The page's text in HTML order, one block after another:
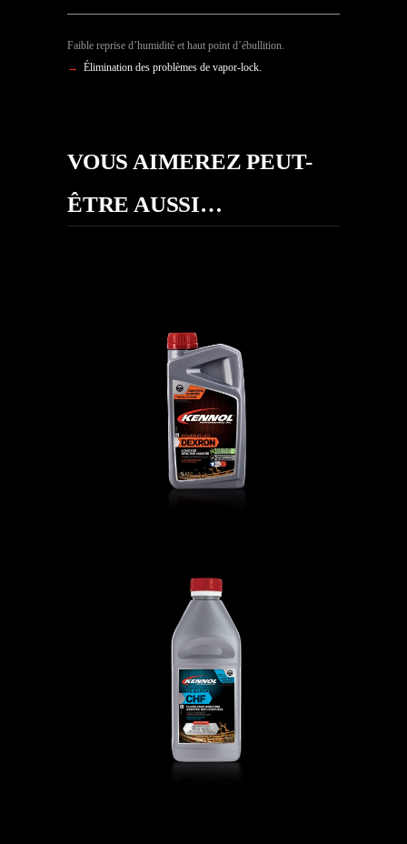
Faible reprise d’humidité et haut point d’ébullition.
→ Élimination des problèmes de vapor-lock.
VOUS AIMEREZ PEUT-
ÊTRE AUSSI…
POWER FLUID DEXRON
Liquides spécifiques
CHF FLUID
Liquides spécifiques